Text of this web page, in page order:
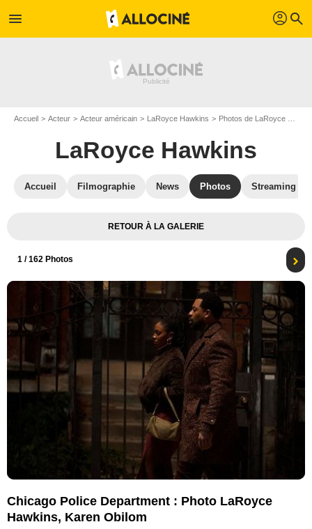
menu profil search
Accueil Acteur Acteur américain LaRoyce Hawkins Photos de LaRoyce Hawkins
LaRoyce Hawkins
Accueil Filmographie News Photos Streaming
RETOUR À LA GALERIE
1 / 162 Photos
Chicago Police Department : Photo LaRoyce
Hawkins, Karen Obilom